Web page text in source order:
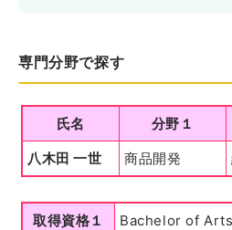
専門分野で探す
氏名 分野１
八木田 一世
商品開発
取得資格１
Bachelor of